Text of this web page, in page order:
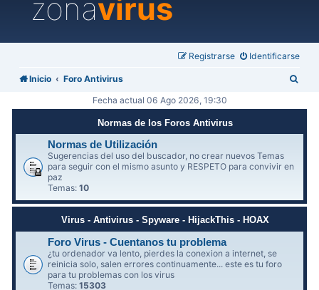
zonavirus
Identificarse
Registrarse
Inicio Foro Antivirus
c
Fecha actual 06 Ago 2026, 19:30
Normas de los Foros Antivirus
Normas de Utilización
Sugerencias del uso del buscador, no crear nuevos Temas
para seguir con el mismo asunto y RESPETO para convivir en
paz
Temas:10
Virus - Antivirus - Spyware - HijackThis - HOAX
Foro Virus - Cuentanos tu problema
¿tu ordenador va lento, pierdes la conexion a internet, se
reinicia solo, salen errores continuamente... este es tu foro
para tu problemas con los virus
Temas:15303